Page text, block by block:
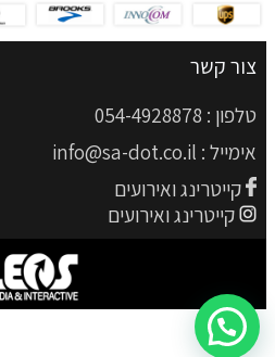
צור קשר
טלפון : 054-4928878
אימייל : info@sa-dot.co.il
קייטרינג ואירועים
קייטרינג ואירועים